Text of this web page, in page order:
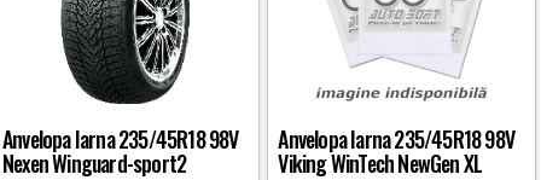
Anvelopa Iarna 235/45R18 98V
Nexen Winguard-sport2
Anvelopa Iarna 235/45R18 98V
Viking WinTech NewGen XL